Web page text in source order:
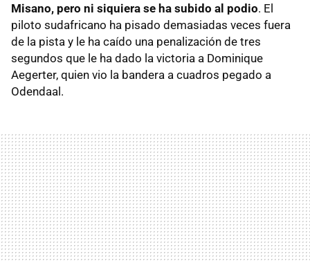
Misano, pero ni siquiera se ha subido al podio. El
piloto sudafricano ha pisado demasiadas veces fuera
de la pista y le ha caído una penalización de tres
segundos que le ha dado la victoria a Dominique
Aegerter, quien vio la bandera a cuadros pegado a
Odendaal.